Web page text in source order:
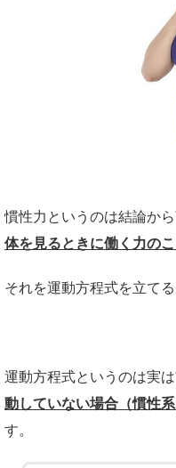
慣性力というのは結論から
体を見るときに働く力のこ
それを運動方程式を立て
運動方程式というのは実
動していない場合（慣性系
す。